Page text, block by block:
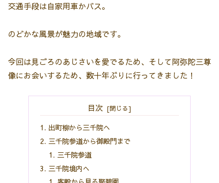
交通手段は自家用車かバス。
のどかな風景が魅力の地域です。
今回は見ごろのあじさいを愛でるため、そして阿弥陀三尊
像にお会いするため、数十年ぶりに行ってきました！
目次
出町柳から三千院へ
三千院参道から御殿門まで
三千院参道
三千院境内へ